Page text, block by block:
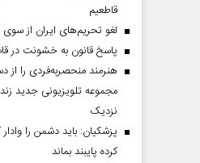
قاطعیم
لغو تحریم‌های ایران از
پاسخ قانون به خشونت در
مجموعه تلویزیونی جدید
نزدیک
پزشکیان: باید دشمن را
کرده پایبند بماند